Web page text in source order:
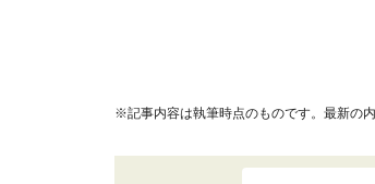
※記事内容は執筆時点のものです。最新の内